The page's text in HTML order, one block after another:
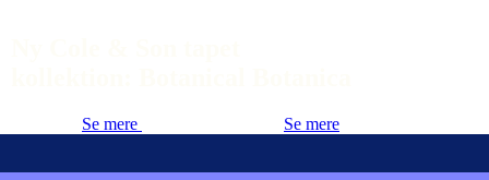
Se mere Se mere